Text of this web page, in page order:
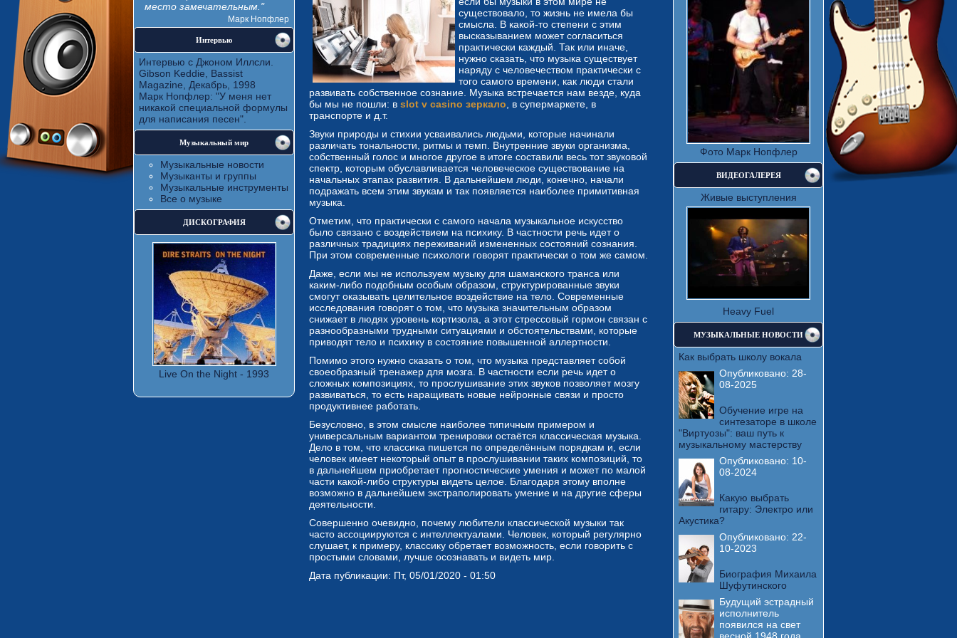
место замечательным."
Марк Нопфлер
Интервью
Интервью с Джоном Иллсли.
Gibson Keddie, Bassist
Magazine, Декабрь, 1998
Марк Нопфлер: "У меня нет
никакой специальной формулы
для написания песен".
Музыкальный мир
Музыкальные новости
Музыканты и группы
Музыкальные инструменты
Все о музыке
ДИСКОГРАФИЯ
Live On the Night - 1993
существовало, то жизнь не имела бы
смысла. В какой-то степени с этим
высказыванием может согласиться
практически каждый. Так или иначе,
нужно сказать, что музыка существует
наряду с человечеством практически с
того самого времени, как люди стали
развивать собственное сознание. Музыка встречается нам везде, куда
бы мы не пошли: в slot v casino зеркало , в супермаркете, в
транспорте и д.т.
Звуки природы и стихии усваивались людьми, которые начинали
различать тональности, ритмы и темп. Внутренние звуки организма,
собственный голос и многое другое в итоге составили весь тот звуковой
спектр, которым обуславливается человеческое существование на
начальных этапах развития. В дальнейшем люди, конечно, начали
подражать всем этим звукам и так появляется наиболее примитивная
музыка.
Отметим, что практически с самого начала музыкальное искусство
было связано с воздействием на психику. В частности речь идет о
различных традициях переживаний измененных состояний сознания.
При этом современные психологи говорят практически о том же самом.
Даже, если мы не используем музыку для шаманского транса или
каким-либо подобным особым образом, структурированные звуки
смогут оказывать целительное воздействие на тело. Современные
исследования говорят о том, что музыка значительным образом
снижает в людях уровень кортизола, а этот стрессовый гормон связан с
разнообразными трудными ситуациями и обстоятельствами, которые
приводят тело и психику в состояние повышенной аллертности.
Помимо этого нужно сказать о том, что музыка представляет собой
своеобразный тренажер для мозга. В частности если речь идет о
сложных композициях, то прослушивание этих звуков позволяет мозгу
развиваться, то есть наращивать новые нейронные связи и просто
продуктивнее работать.
Безусловно, в этом смысле наиболее типичным примером и
универсальным вариантом тренировки остаётся классическая музыка.
Дело в том, что классика пишется по определённым порядкам и, если
человек имеет некоторый опыт в прослушивании таких композиций, то
в дальнейшем приобретает прогностические умения и может по малой
части какой-либо структуры видеть целое. Благодаря этому вполне
возможно в дальнейшем экстраполировать умение и на другие сферы
деятельности.
Совершенно очевидно, почему любители классической музыки так
часто ассоциируются с интеллектуалами. Человек, который регулярно
слушает, к примеру, классику обретает возможность, если говорить с
простыми словами, лучше осознавать и видеть мир.
Дата публикации: Пт, 05/01/2020 - 01:50
Фото Марк Нопфлер
ВИДЕОГАЛЕРЕЯ
Живые выступления
Heavy Fuel
МУЗЫКАЛЬНЫЕ НОВОСТИ
Как выбрать школу вокала
Опубликовано: 28-
08-2025
Обучение игре на
синтезаторе в школе
"Виртуозы": ваш путь к
музыкальному мастерству
Опубликовано: 10-
08-2024
Какую выбрать
гитару: Электро или
Акустика?
Опубликовано: 22-
10-2023
Биография Михаила
Шуфутинского
Будущий эстрадный
исполнитель
появился на свет